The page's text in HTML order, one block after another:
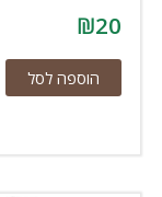
₪20
הוספה לסל